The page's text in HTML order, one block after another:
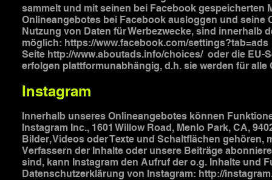
sammelt und mit seinen bei Facebook
Onlineangebotes bei Facebook ausloggen und seine
Nutzung von Daten für Werbezwecke, sind innerhalb
möglich: https://www.facebook.com/settings?tab=ads
Seite http://www.aboutads.info/choices/oder die EU-
erfolgen plattformunabhängig, d.h. sie werden für
Instagram
Innerhalb unseres Onlineangebotes können
Instagram Inc., 1601 Willow Road, Menlo Park, CA,
Bilder, Videos oder Texte und Schaltflächen
Verfassern der Inhalte oder unsere Beiträge
sind, kann Instagram den Aufruf der o.g. Inhalte und
Datenschutzerklärung von Instagram: http://